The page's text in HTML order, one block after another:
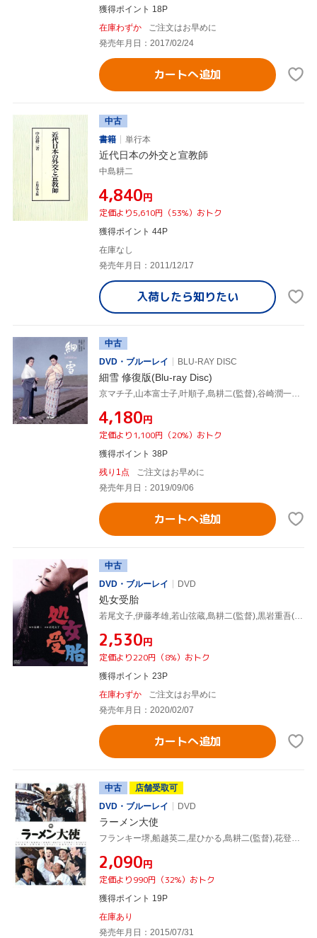
獲得ポイント 18P
在庫わずか
ご注文はお早めに
発売年月日：2017/02/24
カートへ追加
中古
書籍
単行本
近代日本の外交と宣教師
中島耕二
¥4,840円
定価より5,610円（53%）おトク
獲得ポイント 44P
在庫なし
発売年月日：2011/12/17
入荷したら知りたい
中古
DVD・ブルーレイ
BLU-RAY DISC
細雪 修復版(Blu-ray Disc)
京マチ子,山本富士子,叶順子,島耕二(監督),谷崎潤一郎(原作),大森盛太郎(音楽)
¥4,180円
定価より1,100円（20%）おトク
獲得ポイント 38P
残り1点
ご注文はお早めに
発売年月日：2019/09/06
カートへ追加
中古
DVD・ブルーレイ
DVD
処女受胎
若尾文子,伊藤孝雄,若山弦蔵,島耕二(監督),黒岩重吾(原作),大森盛太郎(音楽)
¥2,530円
定価より220円（8%）おトク
獲得ポイント 23P
在庫わずか
ご注文はお早めに
発売年月日：2020/02/07
カートへ追加
中古
店舗受取可
DVD・ブルーレイ
DVD
ラーメン大使
フランキー堺,船越英二,星ひかる,島耕二(監督),花登筐(原作、脚本)
¥2,090円
定価より990円（32%）おトク
獲得ポイント 19P
在庫あり
発売年月日：2015/07/31